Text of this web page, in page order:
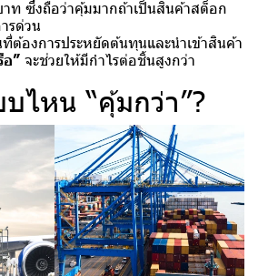
ท ซึ่งถือว่าคุ้มมากถ้าเป็นสินค้าสต็อก
รด่วน
ต้องการประหยัดต้นทุนและนำเข้าสินค้า
อ” จะช่วยให้มีกำไรต่อชิ้นสูงกว่า
ไหน “คุ้มกว่า”?